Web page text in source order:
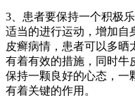
3、患者要保持一个积极
适当的进行运动，增加自
皮癣病情，患者可以多晒
有着有效的措施，同时牛
保持一颗良好的心态，一
有着关键的作用。